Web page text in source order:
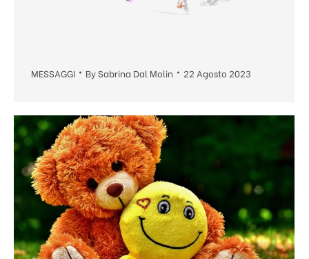
MESSAGGI BySabrina Dal Molin 22 Agosto 2023